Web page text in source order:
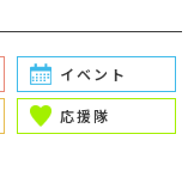
イベント
応援隊